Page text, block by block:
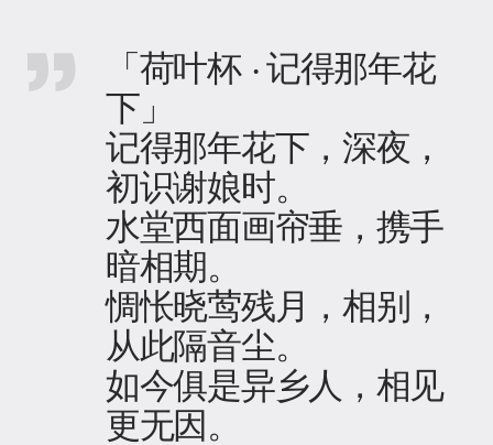
「荷叶杯 · 记得那年花
下」
记得那年花下，深夜，
初识谢娘时。
水堂西面画帘垂，携手
暗相期。
惆怅晓莺残月，相别，
从此隔音尘。
如今俱是异乡人，相见
更无因。